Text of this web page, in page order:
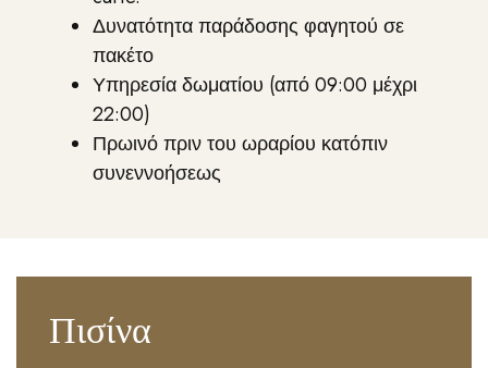
Δυνατότητα παράδοσης φαγητού σε
πακέτο
Υπηρεσία δωματίου (από 09:00 μέχρι
22:00)
Πρωινό πριν του ωραρίου κατόπιν
συνεννοήσεως
Πισίνα